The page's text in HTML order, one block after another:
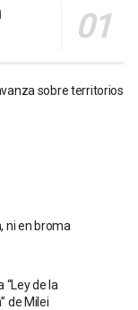
sobre territorios
ni en broma
de la
de Milei